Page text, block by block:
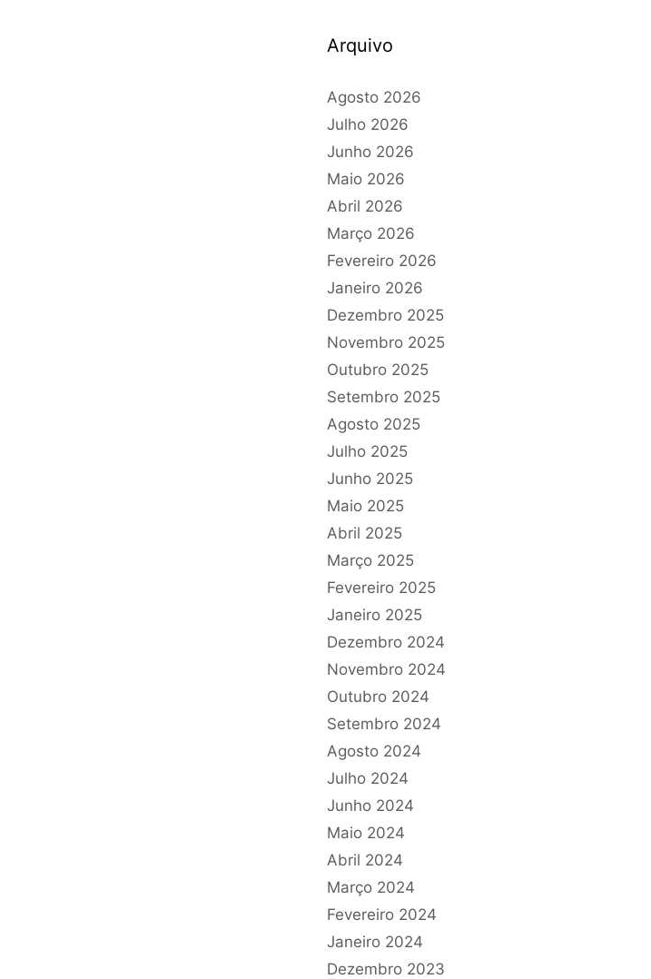
Arquivo
Agosto 2026
Julho 2026
Junho 2026
Maio 2026
Abril 2026
Março 2026
Fevereiro 2026
Janeiro 2026
Dezembro 2025
Novembro 2025
Outubro 2025
Setembro 2025
Agosto 2025
Julho 2025
Junho 2025
Maio 2025
Abril 2025
Março 2025
Fevereiro 2025
Janeiro 2025
Dezembro 2024
Novembro 2024
Outubro 2024
Setembro 2024
Agosto 2024
Julho 2024
Junho 2024
Maio 2024
Abril 2024
Março 2024
Fevereiro 2024
Janeiro 2024
Dezembro 2023